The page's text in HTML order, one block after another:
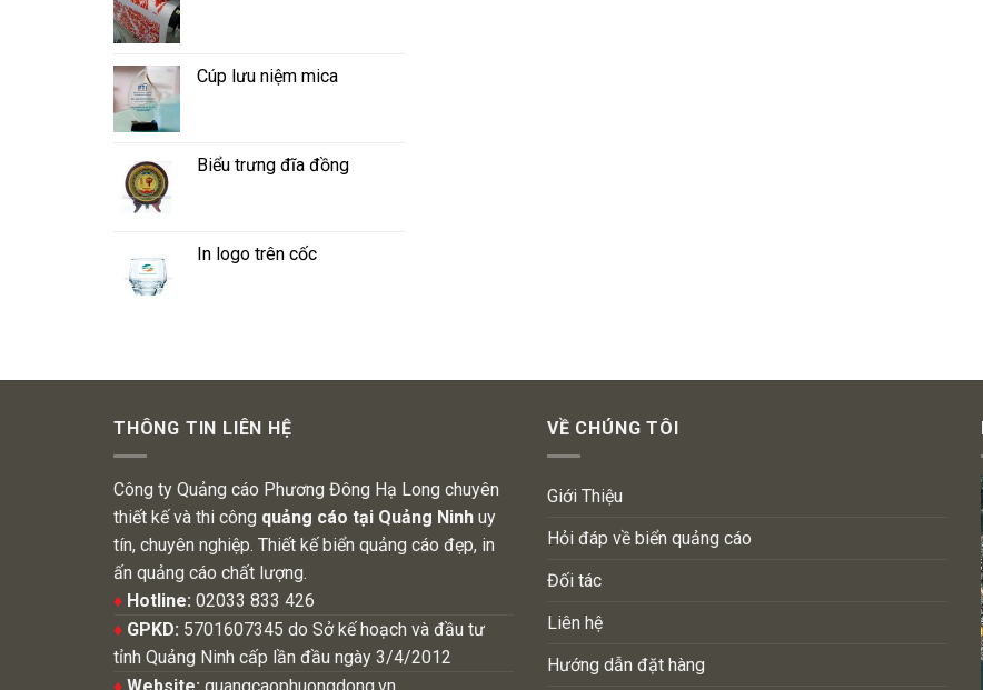
Cúp lưu niệm mica
Biểu trưng đĩa đồng
In logo trên cốc
THÔNG TIN LIÊN HỆ
Công ty Quảng cáo Phương Đông Hạ Long chuyên
thiết kế và thi công quảng cáo tại Quảng Ninh uy
tín, chuyên nghiệp. Thiết kế biển quảng cáo đẹp, in
ấn quảng cáo chất lượng.
♦ Hotline: 02033 833 426
♦ GPKD: 5701607345 do Sở kế hoạch và đầu tư
tỉnh Quảng Ninh cấp lần đầu ngày 3/4/2012
VỀ CHÚNG TÔI
Giới Thiệu
Hỏi đáp về biển quảng cáo
Đối tác
Liên hệ
Hướng dẫn đặt hàng